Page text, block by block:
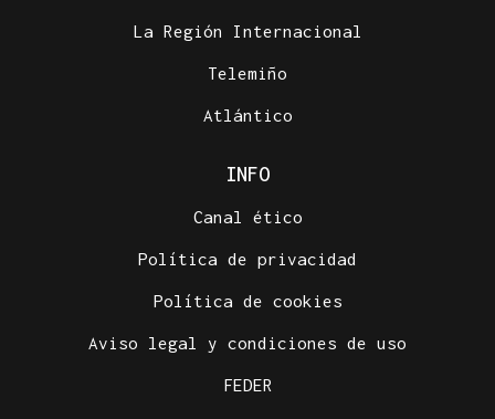
La Región Internacional
Telemiño
Atlántico
INFO
Canal ético
Política de privacidad
Política de cookies
Aviso legal y condiciones de uso
FEDER